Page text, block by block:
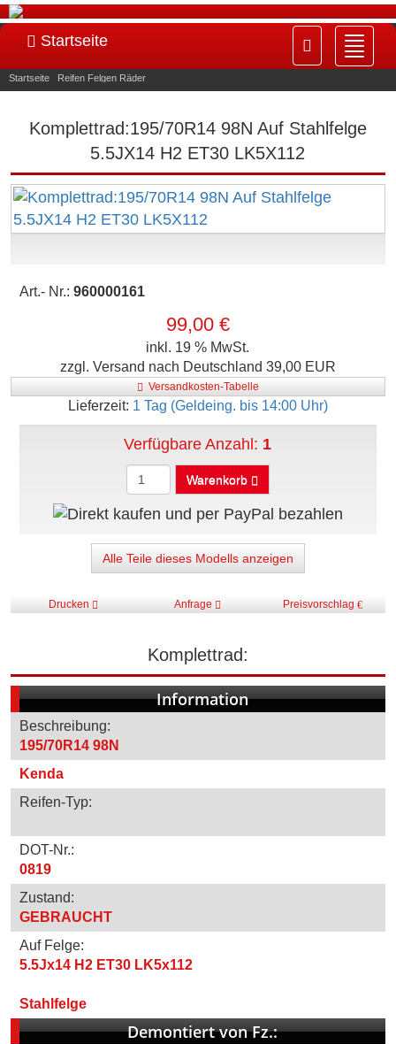
ein-/
Startseite
Startseite Reifen Felgen Räder
Komplettrad:195/70R14 98N Auf Stahlfelge
5.5JX14 H2 ET30 LK5X112
Art.- Nr.: 960000161
99,00 €
inkl. 19 % MwSt.
zzgl. Versand nach Deutschland 39,00 EUR
Versandkosten-Tabelle
Lieferzeit: 1 Tag (Geldeing. bis 14:00 Uhr)
Verfügbare Anzahl: 1
Warenkorb
Alle Teile dieses Modells anzeigen
Drucken Anfrage Preisvorschlag
Komplettrad:
Information
Beschreibung:
195/70R14 98N
Kenda
Reifen-Typ:
DOT-Nr.:
0819
Zustand:
GEBRAUCHT
Auf Felge:
5.5Jx14 H2 ET30 LK5x112
Stahlfelge
Demontiert von Fz.: